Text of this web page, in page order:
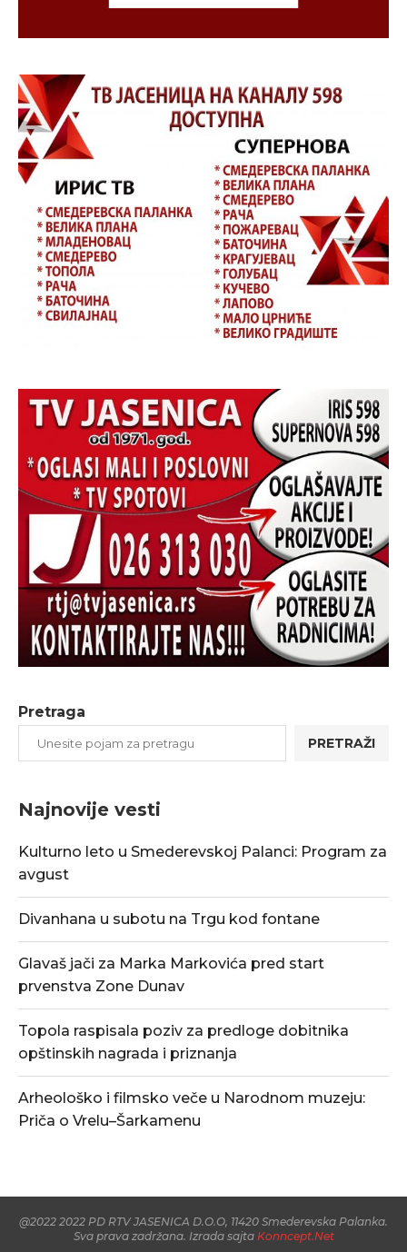
Pretraga
PRETRAŽI
Najnovije vesti
Kulturno leto u Smederevskoj Palanci: Program za
avgust
Divanhana u subotu na Trgu kod fontane
Glavaš jači za Marka Markovića pred start
prvenstva Zone Dunav
Topola raspisala poziv za predloge dobitnika
opštinskih nagrada i priznanja
Arheološko i filmsko veče u Narodnom muzeju:
Priča o Vrelu–Šarkamenu
@2022 2022 PD RTV JASENICA D.O.O, 11420 Smederevska Palanka.
Sva prava zadržana. Izrada sajta Konncept.Net